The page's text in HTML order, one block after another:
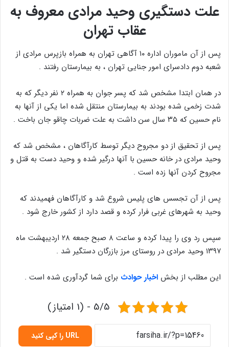
علت دستگیری وحید مرادی معروف به
عقاب تهران
پس از آن ماموران اداره ۱۰ آگاهی تهران به همراه بازپرس مرادی از
شعبه دوم دادسرای امور جنایی تهران ، به بیمارستان رفتند .
در همان ابتدا مشخص شد که پسر جوان به همراه ۲ نفر دیگر که به
شدت زخمی شده بودند به بیمارستان منتقل شده اما یکی از آنها به
نام حسین که ۳۵ سال سن داشت به علت ضربات چاقو جان باخت .
پس از تحقیق از دو مجروح دیگر توسط کارآگاهان ، مشخص شد که
وحید مرادی در خانه حسین با آنها درگیر شده و وحید دست به قتل و
مجروح کردن آنها زده است .
پس از آن تجسس های پلیس شروع شد و کارآگاهان فهمیدند که
وحید به شهرهای غربی فرار کرده و قصد دارد از کشور خارج شود .
سپس رد وی را پیدا کرده و ساعت ۸ صبح جمعه ۲۸ اردیبهشت ماه
۱۳۹۷ وحید مرادی در روستای مرز بازرگان دستگیر شد .
این مطلب از بخش اخبار حوادث برای شما گردآوری شده است .
5/5 - (1 امتیاز)
URL را کپی کنید